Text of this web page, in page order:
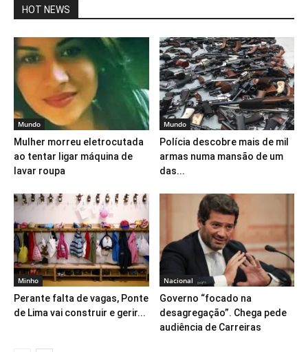
HOT NEWS
Mundo
Mulher morreu eletrocutada
ao tentar ligar máquina de
lavar roupa
Mundo
Polícia descobre mais de mil
armas numa mansão de um
das...
Minho
Perante falta de vagas, Ponte
de Lima vai construir e gerir...
Nacional
Governo “focado na
desagregação”. Chega pede
audiência de Carreiras